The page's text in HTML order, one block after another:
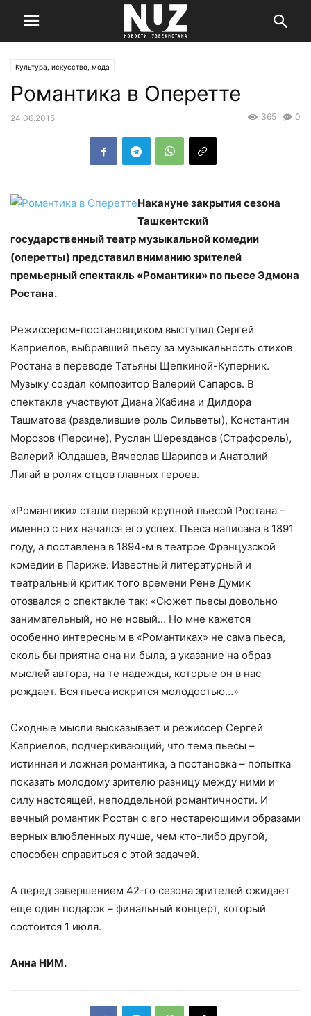
Культура, искусство, мода
Романтика в Оперетте
24.06.2015 0
365
Накануне закрытия сезона
Ташкентский
государственный театр музыкальной комедии
(оперетты) представил вниманию зрителей
премьерный спектакль «Романтики» по пьесе Эдмона
Ростана.
Режиссером-постановщиком выступил Сергей
Каприелов, выбравший пьесу за музыкальность стихов
Ростана в переводе Татьяны Щепкиной-Куперник.
Музыку создал композитор Валерий Сапаров. В
спектакле участвуют Диана Жабина и Дилдора
Ташматова (разделившие роль Сильветы), Константин
Морозов (Персине), Руслан Шерезданов (Страфорель),
Валерий Юлдашев, Вячеслав Шарипов и Анатолий
Лигай в ролях отцов главных героев.
«Романтики» стали первой крупной пьесой Ростана –
именно с них начался его успех. Пьеса написана в 1891
году, а поставлена в 1894-м в театрое Французской
комедии в Париже. Известный литературный и
театральный критик того времени Рене Думик
отозвался о спектакле так: «Сюжет пьесы довольно
занимательный, но не новый… Но мне кажется
особенно интересным в «Романтиках» не сама пьеса,
сколь бы приятна она ни была, а указание на образ
мыслей автора, на те надежды, которые он в нас
рождает. Вся пьеса искрится молодостью…»
Сходные мысли высказывает и режиссер Сергей
Каприелов, подчеркивающий, что тема пьесы –
истинная и ложная романтика, а постановка – попытка
показать молодому зрителю разницу между ними и
силу настоящей, неподдельной романтичности. И
вечный романтик Ростан с его нестареющими образами
верных влюбленных лучше, чем кто-либо другой,
способен справиться с этой задачей.
А перед завершением 42-го сезона зрителей ожидает
еще один подарок – финальный концерт, который
состоится 1 июля.
Анна НИМ.